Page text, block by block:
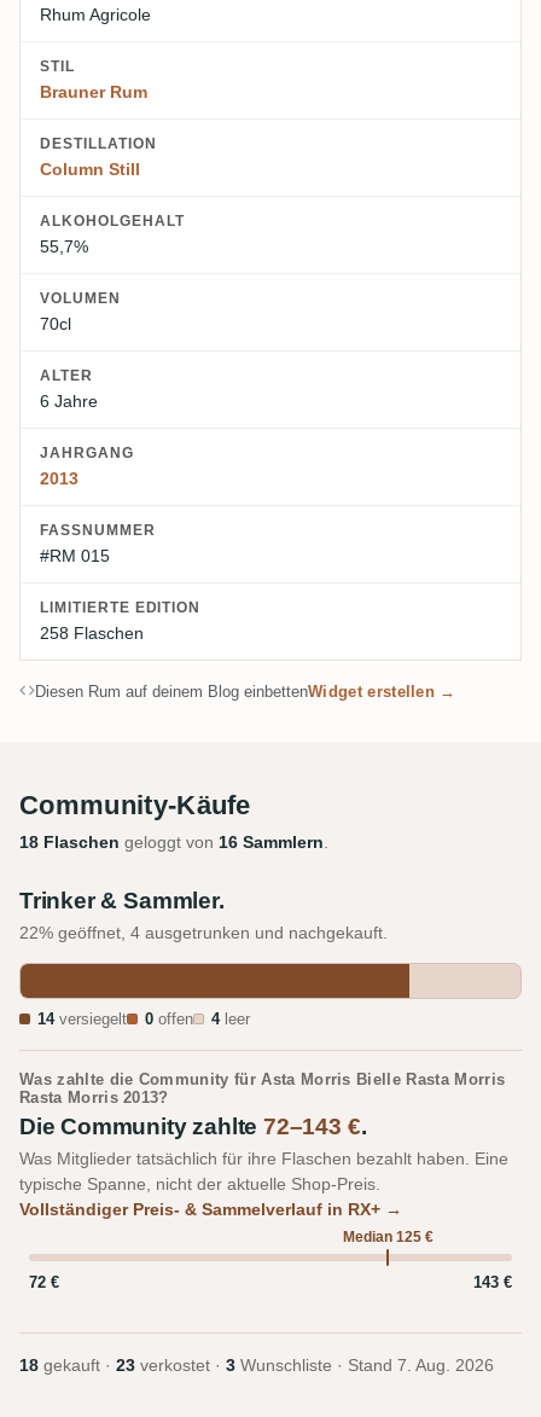
Rhum Agricole
STIL
Brauner Rum
DESTILLATION
Column Still
ALKOHOLGEHALT
55,7%
VOLUMEN
70cl
ALTER
6 Jahre
JAHRGANG
2013
FASSNUMMER
#RM 015
LIMITIERTE EDITION
258 Flaschen
Diesen Rum auf deinem Blog einbettenWidget erstellen →
Community-Käufe
18 Flaschen geloggt von 16 Sammlern.
Trinker & Sammler.
22% geöffnet, 4 ausgetrunken und nachgekauft.
14versiegelt 0 offen 4leer
Was zahlte die Community für Asta Morris Bielle Rasta Morris
Rasta Morris 2013?
Die Community zahlte72–143 €.
Was Mitglieder tatsächlich für ihre Flaschen bezahlt haben. Eine
typische Spanne, nicht der aktuelle Shop-Preis.
Vollständiger Preis- & Sammelverlauf in RX+ →
Median 125 €
72 € 143 €
18 gekauft · 23 verkostet · 3 Wunschliste · Stand 7. Aug. 2026